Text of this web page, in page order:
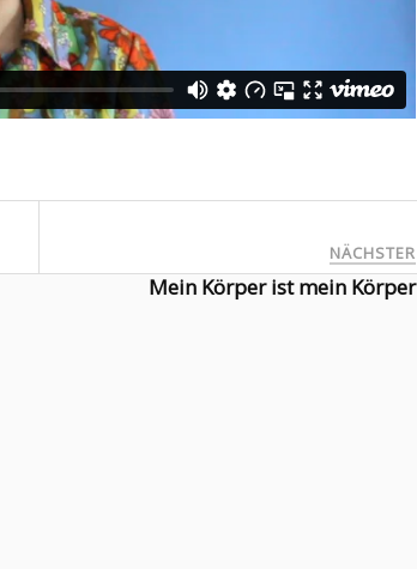
NÄCHSTER
Mein Körper ist mein Körper